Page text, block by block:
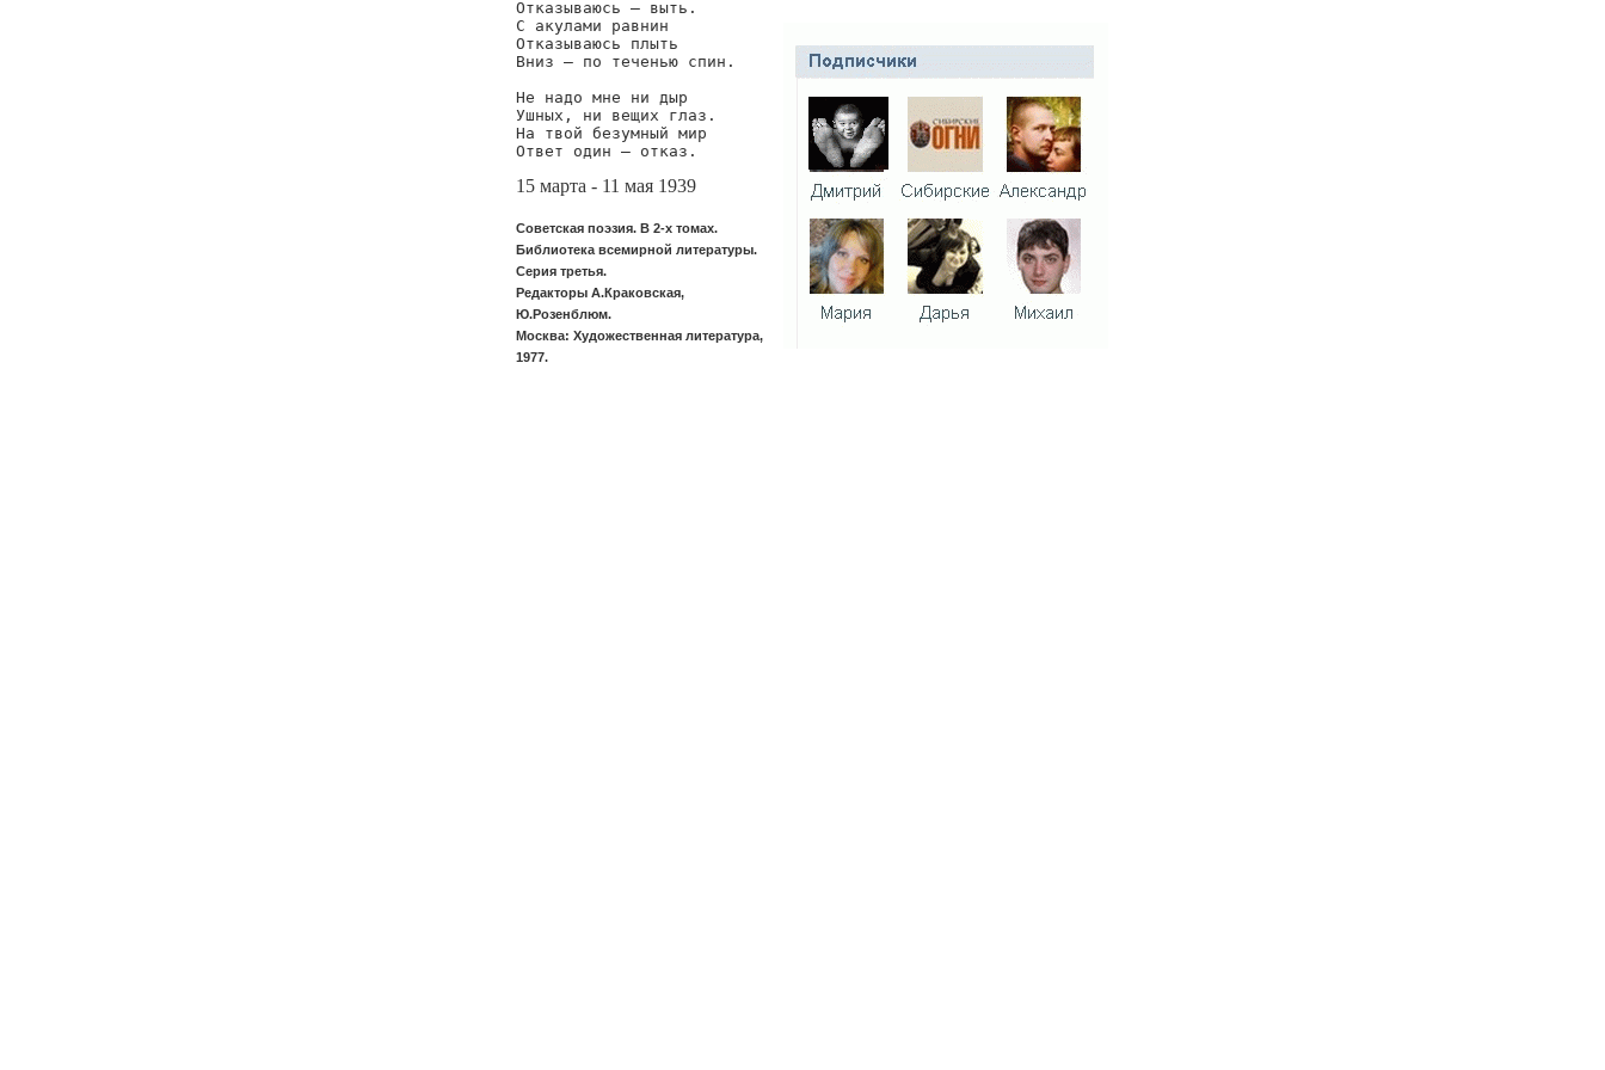
Отказываюсь — выть.
С акулами равнин
Отказываюсь плыть
Вниз — по теченью спин.
Не надо мне ни дыр
Ушных, ни вещих глаз.
На твой безумный мир
Ответ один — отказ.
15 марта - 11 мая 1939
Советская поэзия. В 2-х томах.
Библиотека всемирной литературы.
Серия третья.
Редакторы А.Краковская,
Ю.Розенблюм.
Москва: Художественная литература,
1977.